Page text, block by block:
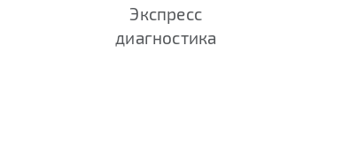
Экспресс
диагностика